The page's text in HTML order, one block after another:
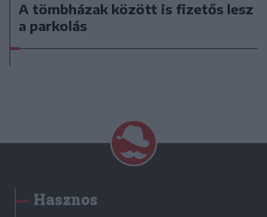
A tömbházak között is fizetős lesz
a parkolás
Hasznos